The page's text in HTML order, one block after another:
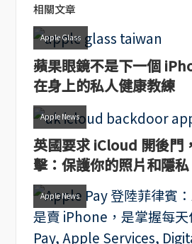
相關文章
Apple Glass
蘋果眼鏡不是下一個
在身上的私人健康教練
Apple News
英國要求 iCloud 開後門
擊：保護你的照片和隱私
Apple News